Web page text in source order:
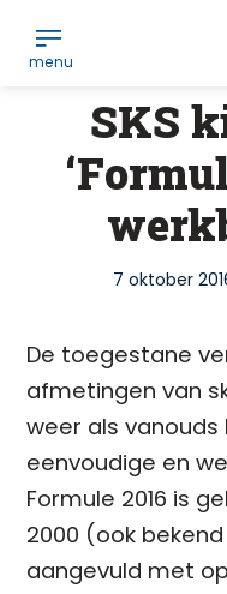
SKS
7 oktober
De toegestane
afmetingen van
weer als
eenvoudige en
Formule 2016 is
2000 (ook
aangevuld met